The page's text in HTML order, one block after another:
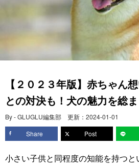
【２０２３年版】赤ちゃん
との対決も！犬の魅力を総
By - GLUGLU編集部 更新： 2024-01-01
Share
Post
小さい子供と同程度の知能を持つ